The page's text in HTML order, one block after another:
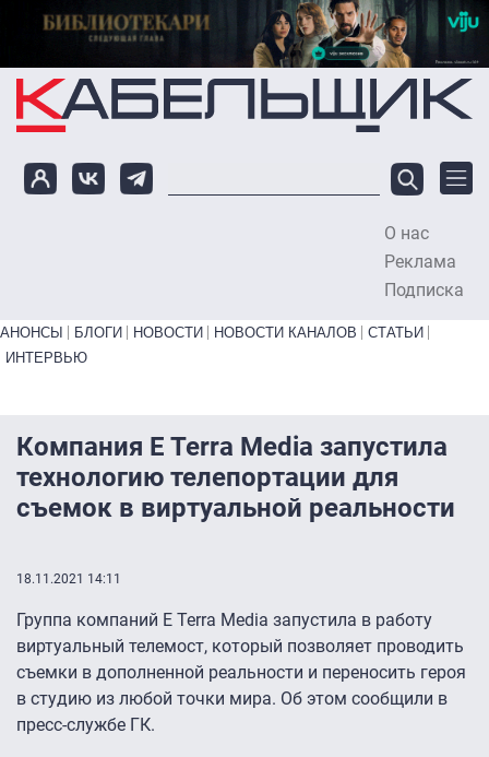
Перейти к основному содержанию
О нас
Реклама
Подписка
Primary links bottom
АНОНСЫ БЛОГИ НОВОСТИ НОВОСТИ КАНАЛОВ
СТАТЬИ
ИНТЕРВЬЮ
Компания E Terra Media запустила
технологию телепортации для
съемок в виртуальной реальности
18.11.2021 14:11
Группа компаний E Terra Media запустила в работу
виртуальный телемост, который позволяет проводить
съемки в дополненной реальности и переносить героя
в студию из любой точки мира. Об этом сообщили в
пресс-службе ГК.